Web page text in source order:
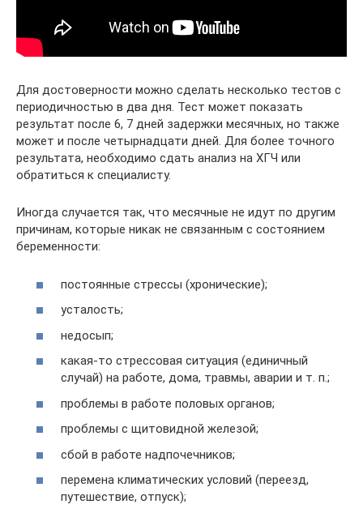
Для достоверности можно сделать несколько тестов с
периодичностью в два дня. Тест может показать
результат после 6, 7 дней задержки месячных, но также
может и после четырнадцати дней. Для более точного
результата, необходимо сдать анализ на ХГЧ или
обратиться к специалисту.
Иногда случается так, что месячные не идут по другим
причинам, которые никак не связанным с состоянием
беременности:
постоянные стрессы (хронические);
усталость;
недосып;
какая-то стрессовая ситуация (единичный
случай) на работе, дома, травмы, аварии и т. п.;
проблемы в работе половых органов;
проблемы с щитовидной железой;
сбой в работе надпочечников;
перемена климатических условий (переезд,
путешествие, отпуск);